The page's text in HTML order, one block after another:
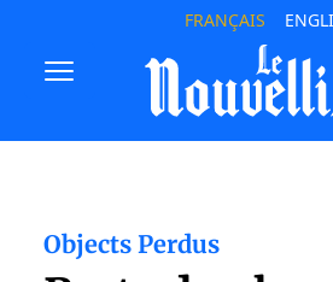
FRANÇAIS
Objects Perdus